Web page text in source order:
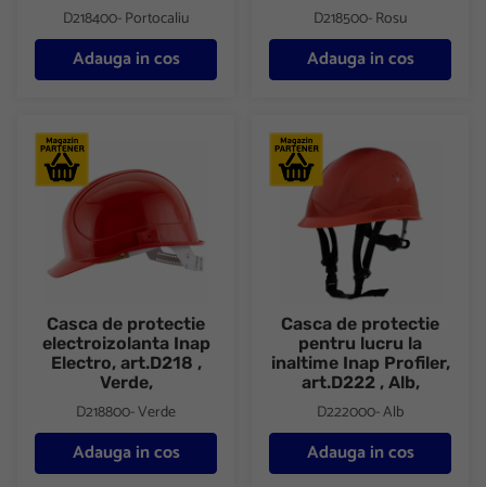
D218400- Portocaliu
Adauga in cos
D218500- Rosu
Adauga in cos
Casca de protectie electroizolanta Inap Electro, art.D218 , Verde,
Casca de protectie
electroizolanta Inap
Electro, art.D218 ,
Verde,
D218800- Verde
Adauga in cos
Casca de protectie pentru
Casca de protectie
pentru lucru la
inaltime Inap Profiler,
art.D222 , Alb,
D222000- Alb
Adauga in cos